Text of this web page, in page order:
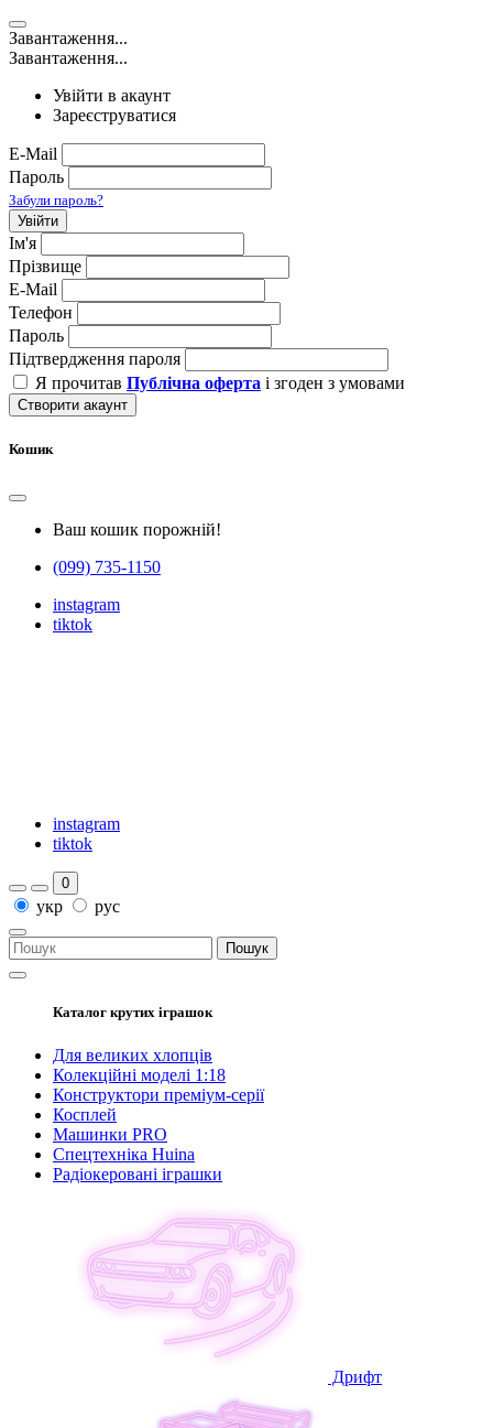
Завантаження...
Завантаження...
Увійти в акаунт
Зареєструватися
E-Mail
Пароль
Забули пароль?
Увійти
Ім'я
Прізвище
E-Mail
Телефон
Пароль
Підтвердження пароля
Я прочитав Публічна оферта і згоден з умовами
Створити акаунт
Кошик
Ваш кошик порожній!
(099) 735-1150
instagram
tiktok
instagram
tiktok
0
укр рус
Пошук
Каталог крутих іграшок
Для великих хлопців
Колекційні моделі 1:18
Конструктори преміум-серії
Косплей
Машинки PRO
Спецтехніка Huina
Радіокеровані іграшки
Дрифт